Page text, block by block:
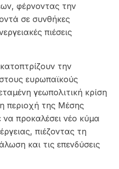
φέρνοντας την
σε συνθήκες
πιέσεις
την
ευρωπαϊκούς
γεωπολιτική κρίση
περιοχή της Μέσης
προκαλέσει νέο κύμα
πιέζοντας τη
και τις επενδύσεις